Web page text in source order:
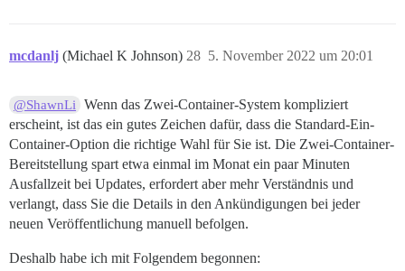
mcdanlj (Michael K Johnson) 5. November 2022 um 20:01
28
@ShawnLi Wenn das Zwei-Container-System kompliziert
erscheint, ist das ein gutes Zeichen dafür, dass die Standard-Ein-
Container-Option die richtige Wahl für Sie ist. Die Zwei-Container-
Bereitstellung spart etwa einmal im Monat ein paar Minuten
Ausfallzeit bei Updates, erfordert aber mehr Verständnis und
verlangt, dass Sie die Details in den Ankündigungen bei jeder
neuen Veröffentlichung manuell befolgen.
Deshalb habe ich mit Folgendem begonnen: